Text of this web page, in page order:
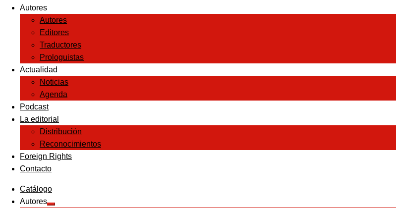
Autores
Autores
Editores
Traductores
Prologuistas
Actualidad
Noticias
Agenda
Podcast
La editorial
Distribución
Reconocimientos
Foreign Rights
Contacto
Catálogo
Autores